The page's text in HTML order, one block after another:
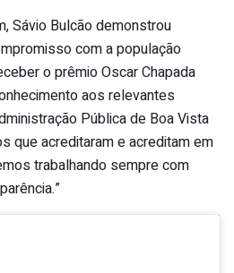
Sávio Bulcão demonstrou
com a população
o prêmio Oscar Chapada
aos relevantes
Pública de Boa Vista
que acreditaram e acreditam em
trabalhando sempre com